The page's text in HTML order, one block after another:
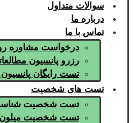
سوالات متداول
درباره ما
تماس با ما
درخواست مشاوره
رزرو پانسیون
تست رایگان
تست های شخصیت
تست شخصیت
تست شخصیت میلون MCMI